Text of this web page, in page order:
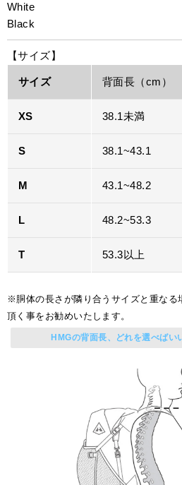
White
Black
【サイズ】
サイズ 背面長（cm）
XS 38.1未満
S 38.1~43.1
M 43.1~48.2
L 48.2~53.3
T 53.3以上
※胴体の長さが隣り合うサイズと重なる
頂く事をお勧めいたします。
HMGの背面長、どれを選べばい